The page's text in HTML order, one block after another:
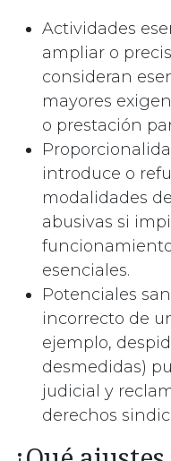
Actividades
ampliar o
consideran
mayores
o prestación
introduce o
modalidades
abusivas si
esenciales.​
Potenciales
incorrecto de
ejemplo,
desmedidas)
judicial y
derechos